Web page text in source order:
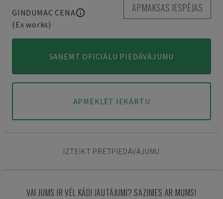
GINDUMAC CENA
(Ex works)
APMAKSAS IESPĒJAS
SAŅEMT OFICIĀLU PIEDĀVĀJUMU
APMEKLĒT IEKĀRTU
IZTEIKT PRETPIEDĀVĀJUMU
VAI JUMS IR VĒL KĀDI JAUTĀJUMI? SAZINIES AR MUMS!